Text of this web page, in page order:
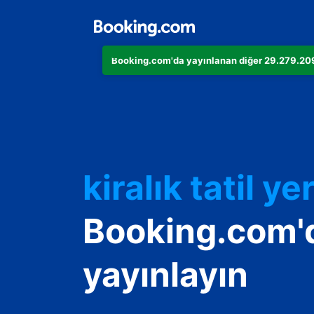
Booking.com'da yayınlanan diğer
kiralık tatil
Konukevinizi
Oda ve
yayınlayın